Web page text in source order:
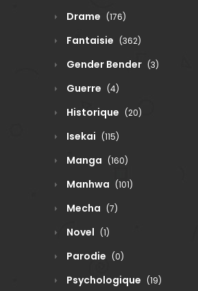
Drame (176)
Fantaisie (362)
Gender Bender (3)
Guerre (4)
Historique (20)
Isekai (115)
Manga (160)
Manhwa (101)
Mecha (7)
Novel (1)
Parodie (0)
Psychologique (19)